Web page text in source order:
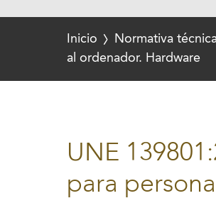
Inicio Normativa
al ordenador. Hardware
UNE
para